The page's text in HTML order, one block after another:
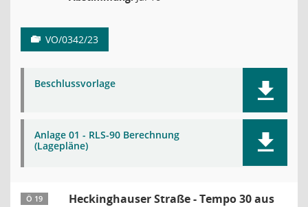
VO/0342/23
Beschlussvorlage
Anlage 01 - RLS-90 Berechnung
(Lagepläne)
Ö 19
Heckinghauser Straße - Tempo 30 aus